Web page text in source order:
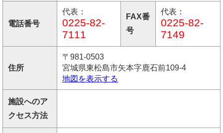
電話番号
代表：
0225-82-
7111
FAX番
号
代表：
0225-82-
7149
住所
〒981-0503
宮城県東松島市矢本字鹿石前109-4
地図を表示する
施設へのア
クセス方法